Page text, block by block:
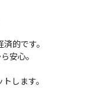
的です。
安心。
します。